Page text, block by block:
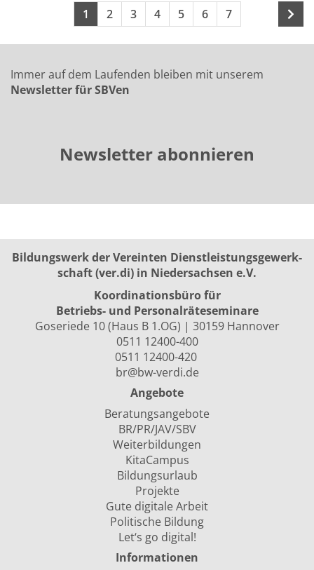
Seiten blättern
1 2 3 4 5 6 7
Immer auf dem Laufenden bleiben mit unserem
Newsletter für SBVen
Newsletter abonnieren
Bildungswerk der Vereinten Dienst­leis­tungs­ge­werk­
schaft (ver.di) in Niedersachsen e.V.
Koordinationsbüro für
Betriebs- und Personalräte­seminare
Goseriede 10 (Haus B 1.OG) | 30159 Hannover
0511 12400-400
0511 12400-420
br@bw-verdi.de
Angebote
Beratungsangebote
BR/PR/JAV/SBV
Weiterbildungen
KitaCampus
Bildungsurlaub
Projekte
Gute digitale Arbeit
Politische Bildung
Let‘s go digital!
Informationen